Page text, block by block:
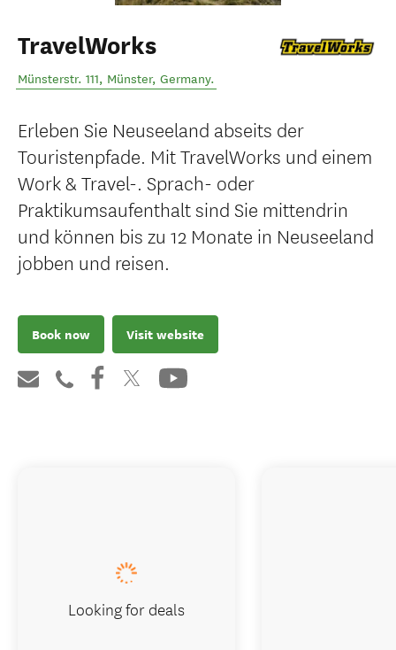
TravelWorks
Münsterstr. 111, Münster, Germany.
Erleben Sie Neuseeland abseits der
Touristenpfade. Mit TravelWorks und einem
Work & Travel-. Sprach- oder
Praktikumsaufenthalt sind Sie mittendrin
und können bis zu 12 Monate in Neuseeland
jobben und reisen.
Book now Visit website
Looking for deals